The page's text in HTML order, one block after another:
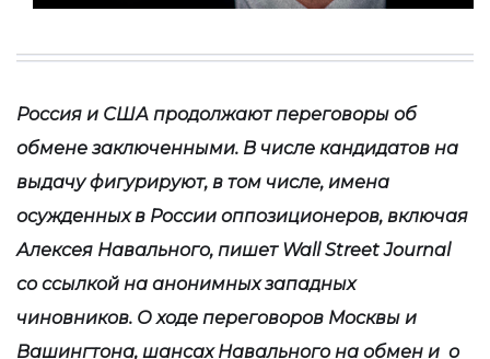
Россия и США продолжают переговоры об
обмене заключенными. В числе кандидатов на
выдачу фигурируют, в том числе, имена
осужденных в России оппозиционеров, включая
Алексея Навального, пишет Wall Street Journal
со ссылкой на анонимных западных
чиновников. О ходе переговоров Москвы и
Вашингтона, шансах Навального на обмен и о